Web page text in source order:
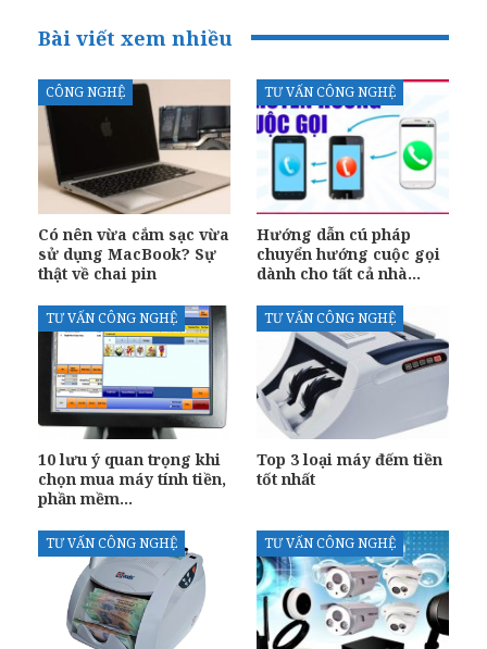
Bài viết xem nhiều
CÔNG NGHỆ
Có nên vừa cắm sạc vừa
sử dụng MacBook? Sự
thật về chai pin
TƯ VẤN CÔNG NGHỆ
Hướng dẫn cú pháp
chuyển hướng cuộc gọi
dành cho tất cả nhà…
TƯ VẤN CÔNG NGHỆ
10 lưu ý quan trọng khi
chọn mua máy tính tiền,
phần mềm…
TƯ VẤN CÔNG NGHỆ
Top 3 loại máy đếm tiền
tốt nhất
TƯ VẤN CÔNG NGHỆ TƯ VẤN CÔNG NGHỆ